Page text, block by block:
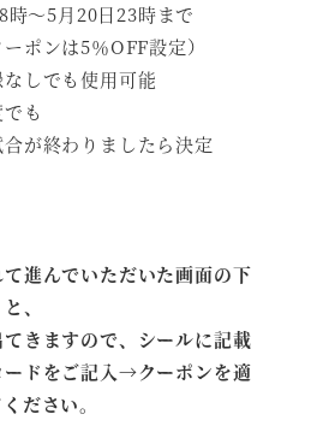
時～5月20日23時まで
ンは5％OFF設定）
しでも使用可能
も
が終わりましたら決定
進んでいただいた画面の下
、
てきますので、シールに記載
ードをご記入→クーポンを適
ださい。